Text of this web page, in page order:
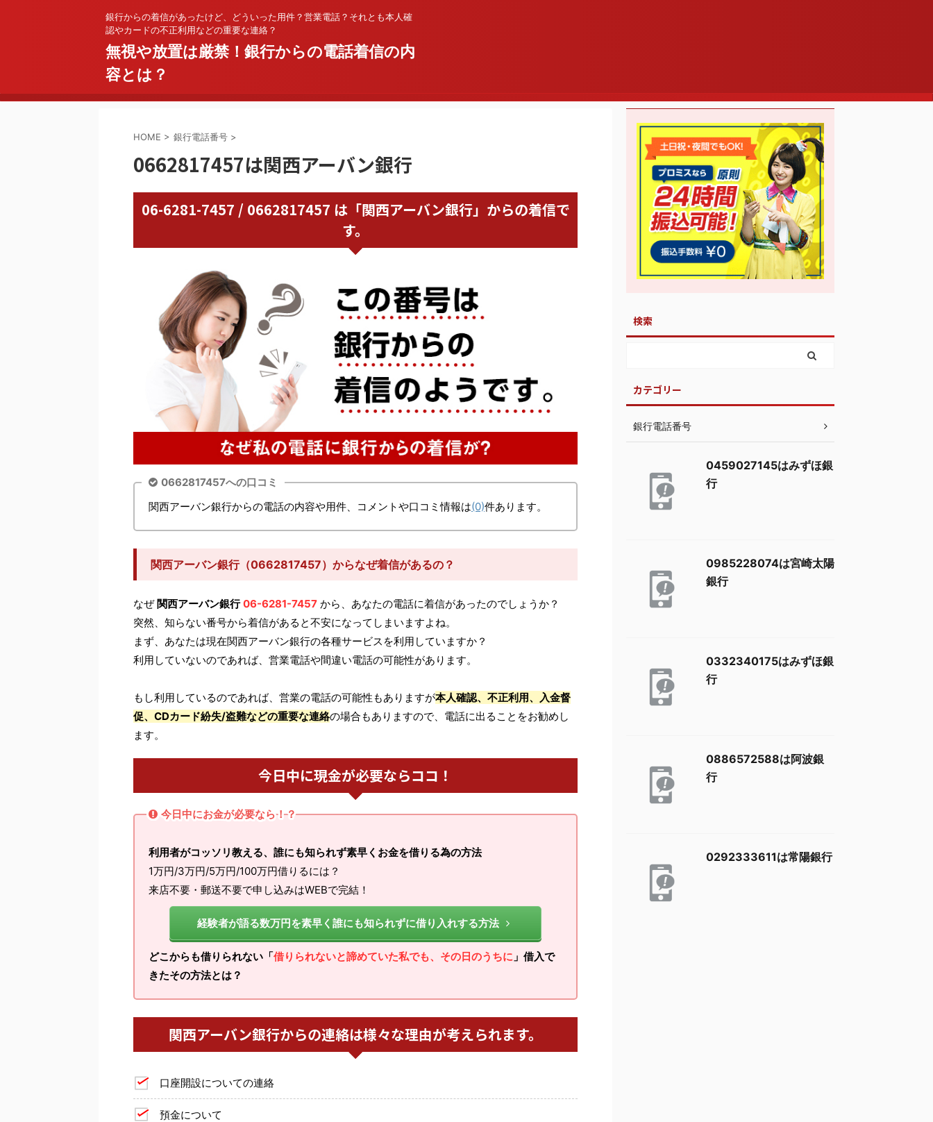
銀行からの着信があったけど、どういった用件？営業電話？それとも本人確
認やカードの不正利用などの重要な連絡？
無視や放置は厳禁！銀行からの電話着信の内
容とは？
HOME > 銀行電話番号 >
0662817457は関西アーバン銀行
06-6281-7457 / 0662817457 は「関西アーバン銀行」からの着信で
す。
0662817457への口コミ
関西アーバン銀行からの電話の内容や用件、コメントや口コミ情報は(0)件あります。
関西アーバン銀行（0662817457）からなぜ着信があるの？
なぜ 関西アーバン銀行 06-6281-7457 から、あなたの電話に着信があったのでしょうか？
突然、知らない番号から着信があると不安になってしまいますよね。
まず、あなたは現在関西アーバン銀行の各種サービスを利用していますか？
利用していないのであれば、営業電話や間違い電話の可能性があります。
もし利用しているのであれば、営業の電話の可能性もありますが本人確認、不正利用、入金督
促、CDカード紛失/盗難などの重要な連絡の場合もありますので、電話に出ることをお勧めし
ます。
今日中に現金が必要ならココ！
今日中にお金が必要なら！？
利用者がコッソリ教える、誰にも知られず素早くお金を借りる為の方法
1万円/3万円/5万円/100万円借りるには？
来店不要・郵送不要で申し込みはWEBで完結！
経験者が語る数万円を素早く誰にも知られずに借り入れする方法
どこからも借りられない「借りられないと諦めていた私でも、その日のうちに 」借入で
きたその方法とは？
関西アーバン銀行からの連絡は様々な理由が考えられます。
口座開設についての連絡
預金について
検索
カテゴリー
銀行電話番号
0459027145はみずほ銀
行
0985228074は宮崎太陽
銀行
0332340175はみずほ銀
行
0886572588は阿波銀
行
0292333611は常陽銀行